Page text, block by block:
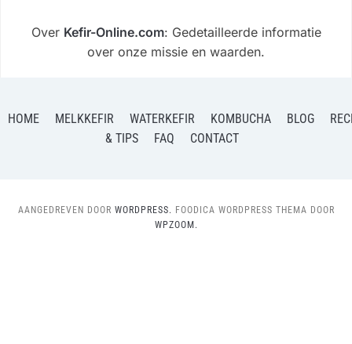
Over Kefir-Online.com: Gedetailleerde informatie
over onze missie en waarden.
HOME MELKKEFIR WATERKEFIR KOMBUCHA BLOG
& TIPS
FAQ CONTACT
AANGEDREVEN DOOR WORDPRESS. FOODICA WORDPRESS THEMA DOOR
WPZOOM.